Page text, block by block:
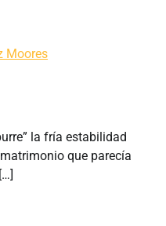
Moores
la fría estabilidad
que parecía